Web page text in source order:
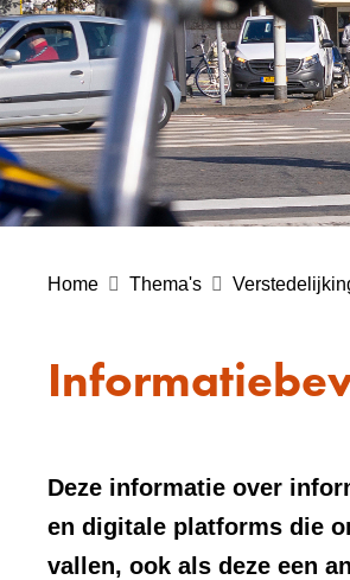
Home Thema's
Deze informatie over
en digitale platforms die
vallen, ook als deze een